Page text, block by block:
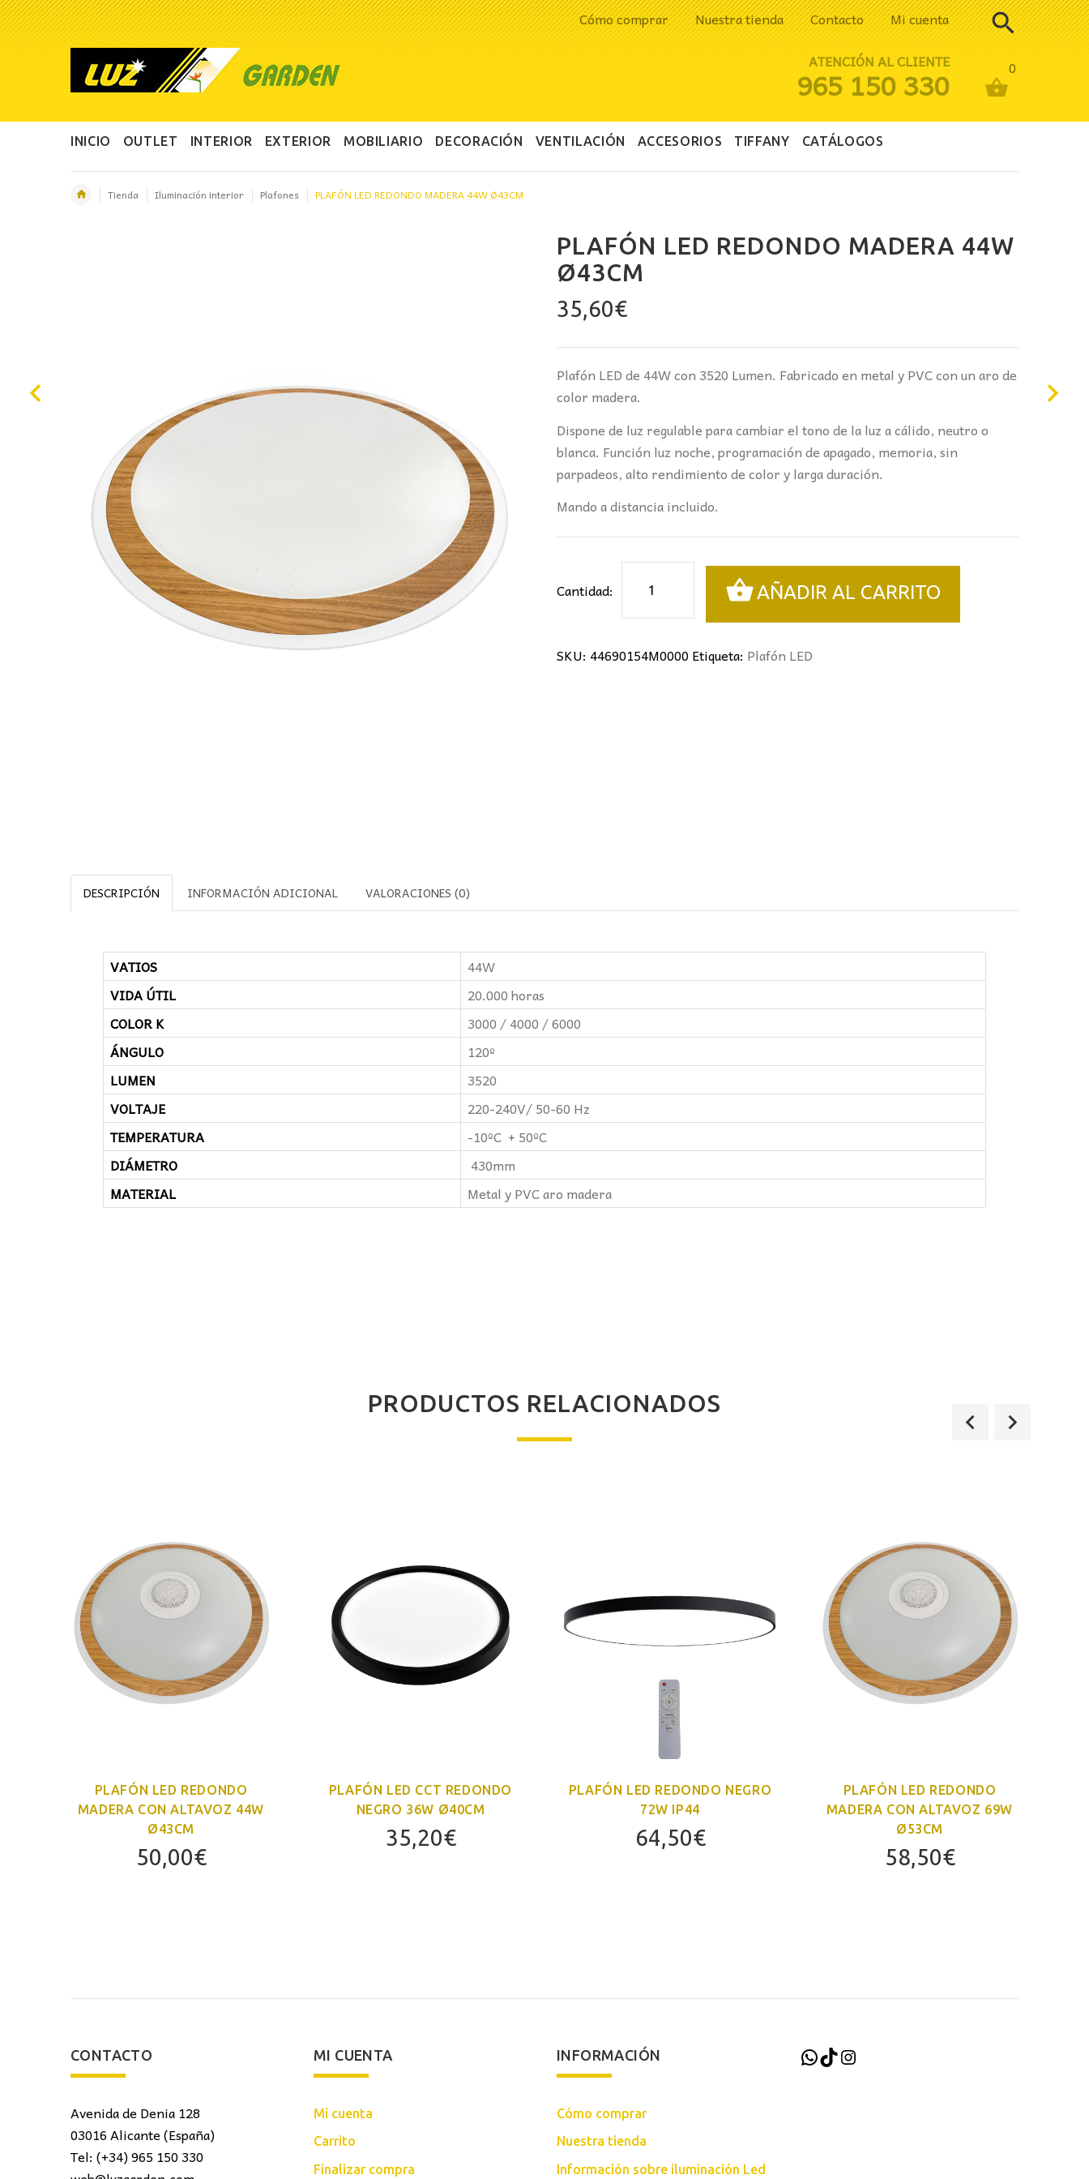
Cómo comprar Nuestra tienda Contacto Mi cuenta
0
ATENCIÓN AL CLIENTE
965 150 330
INICIO OUTLET INTERIOR EXTERIOR MOBILIARIO DECORACIÓN VENTILACIÓN ACCESORIOS TIFFANY CATÁLOGOS
Tienda Iluminación interior Plafones PLAFÓN LED REDONDO MADERA 44W Ø43CM
PLAFÓN LED REDONDO MADERA 44W
Ø43CM
35,60€
Plafón LED de 44W con 3520 Lumen. Fabricado en metal y PVC con un aro de
color madera.
Dispone de luz regulable para cambiar el tono de la luz a cálido, neutro o
blanca. Función luz noche, programación de apagado, memoria, sin
parpadeos, alto rendimiento de color y larga duración.
Mando a distancia incluido.
Cantidad:
REDONDO
44W
AÑADIR AL CARRITO
SKU: 44690154M0000Etiqueta: Plafón LED
DESCRIPCIÓN INFORMACIÓN ADICIONAL VALORACIONES (0)
VATIOS
44W
VIDA ÚTIL
20.000 horas
COLOR K
3000 / 4000 / 6000
ÁNGULO
120º
LUMEN
3520
VOLTAJE
220-240V/ 50-60 Hz
TEMPERATURA
-10ºC + 50ºC
DIÁMETRO
430mm
MATERIAL
Metal y PVC aro madera
PRODUCTOS RELACIONADOS
PLAFÓN LED REDONDO
MADERA CON ALTAVOZ 44W
Ø43CM
50,00€
PLAFÓN LED CCT REDONDO
NEGRO 36W Ø40CM
35,20€
PLAFÓN LED REDONDO NEGRO
72W IP44
64,50€
PLAFÓN LED REDONDO
MADERA CON ALTAVOZ 69W
Ø53CM
58,50€
CONTACTO
Avenida de Denia 128
03016 Alicante (España)
Tel: (+34) 965 150 330
MI CUENTA
Mi cuenta
Carrito
Finalizar compra
INFORMACIÓN
Cómo comprar
Nuestra tienda
Información sobre iluminación Led
WhatsApp
TikTokInstagram